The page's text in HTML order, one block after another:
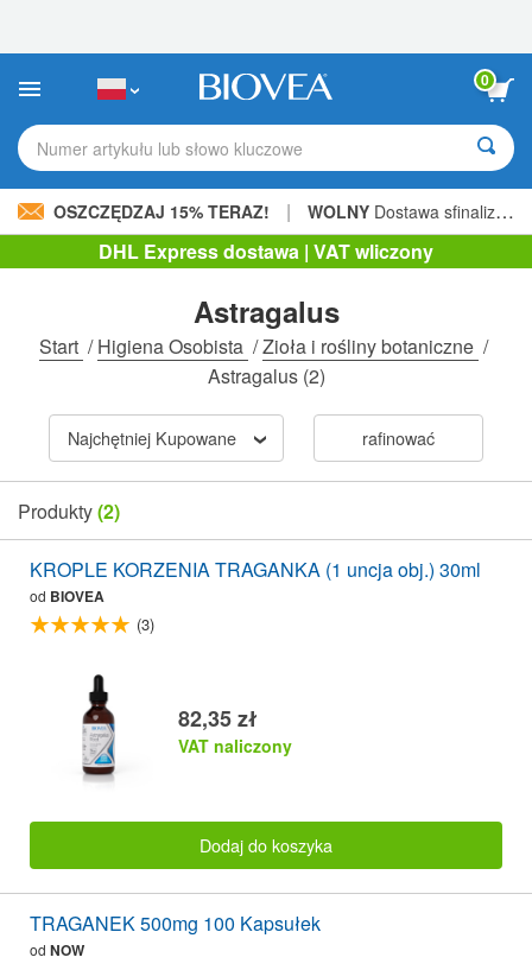
strona
internetowa
zawiera
ułatwień
dostępu.
0
Numer artykułu lub słowo kluczowe
OSZCZĘDZAJ 15% TERAZ! | WOLNY Dostawa sfinalizowana 206,00 zł »
DHL Express dostawa | VAT wliczony
Astragalus
Start /Higiena Osobista /Zioła i rośliny botaniczne /
Astragalus(2)
Najchętniej Kupowane rafinować
Produkty(2)
KROPLE KORZENIA TRAGANKA (1 uncja obj.) 30ml
od BIOVEA
(3)
82,35 zł
VAT naliczony
Dodaj do koszyka
TRAGANEK 500mg 100 Kapsułek
od NOW